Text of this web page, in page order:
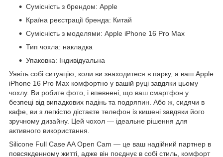
Сумісність з брендом: Apple
Країна реєстрації бренда: Китай
Сумісність з моделями: Apple iPhone 16 Pro Max
Тип чохла: накладка
Упаковка: Індивідуальна
Уявіть собі ситуацію, коли ви знаходитеся в парку, а ваш Apple
iPhone 16 Pro Max комфортно у вашій руці завдяки цьому
чохлу. Ви робите фото, і впевнені, що ваш смартфон у
безпеці від випадкових падінь та подряпин. Або ж, сидячи в
кафе, ви з легкістю дістаєте телефон із кишені завдяки його
зручному дизайну. Цей чохол — ідеальне рішення для
активного використання.
Silicone Full Case AA Open Cam — це ваш надійний партнер в
повсякденному житті, адже він поєднує в собі стиль, комфорт